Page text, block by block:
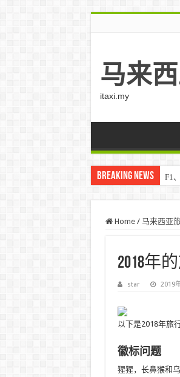
马来
itaxi.my
Breaking News F1
Home / 马来西亚
2018年
star 2019
以下是2018年旅
徽标问题
猩猩，长鼻猴和